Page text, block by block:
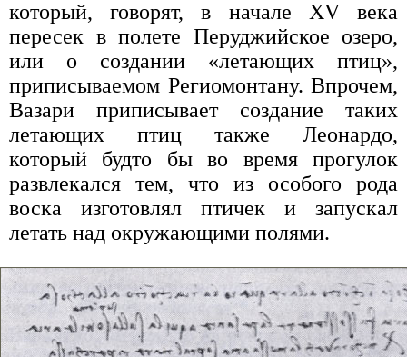
который, говорят, в начале XV века
пересек в полете Перуджийское озеро,
или о создании «летающих птиц»,
приписываемом Региомонтану. Впрочем,
Вазари приписывает создание таких
летающих птиц также Леонардо,
который будто бы во время прогулок
развлекался тем, что из особого рода
воска изготовлял птичек и запускал
летать над окружающими полями.